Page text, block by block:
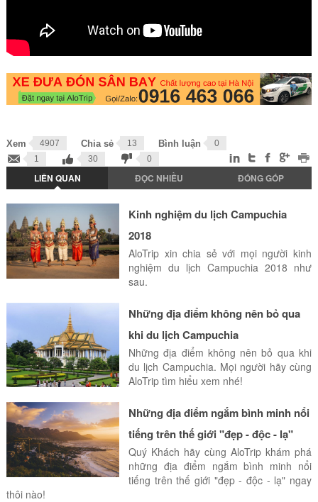
Xem 4907 Chia sẻ 13 Bình luận
0
1
30 0
LIÊN QUAN ĐỌC NHIỀU ĐÓNG GÓP
Kinh nghiệm du lịch Campuchia
2018
AloTrip xin chia sẻ với mọi người kinh
nghiệm du lịch Campuchia 2018 như
sau.
Những địa điểm không nên bỏ qua
khi du lịch Campuchia
Những địa điểm không nên bỏ qua khi
du lịch Campuchia. Mọi người hãy cùng
AloTrip tìm hiểu xem nhé!
Những địa điểm ngắm bình minh nổi
tiếng trên thế giới "đẹp - độc - lạ"
Quý Khách hãy cùng AloTrip khám phá
những địa điểm ngắm bình minh nổi
tiếng trên thế giới "đẹp - độc - lạ" ngay
thôi nào!